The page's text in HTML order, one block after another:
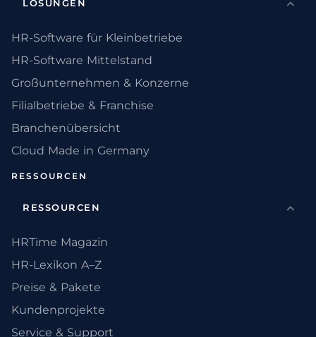
LÖSUNGEN
HR-Software für Kleinbetriebe
HR-Software Mittelstand
Großunternehmen & Konzerne
Filialbetriebe & Franchise
Branchenübersicht
Cloud Made in Germany
RESSOURCEN
RESSOURCEN
HRTime Magazin
HR-Lexikon A–Z
Preise & Pakete
Kundenprojekte
Service & Support